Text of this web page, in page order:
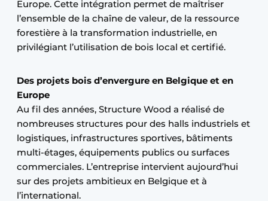
Europe. Cette intégration permet de maîtriser
l’ensemble de la chaîne de valeur, de la ressource
forestière à la transformation industrielle, en
privilégiant l’utilisation de bois local et certifié.
Des projets bois d’envergure en Belgique et en
Europe
Au fil des années, Structure Wood a réalisé de
nombreuses structures pour des halls industriels et
logistiques, infrastructures sportives, bâtiments
multi-étages, équipements publics ou surfaces
commerciales. L’entreprise intervient aujourd’hui
sur des projets ambitieux en Belgique et à
l’international.